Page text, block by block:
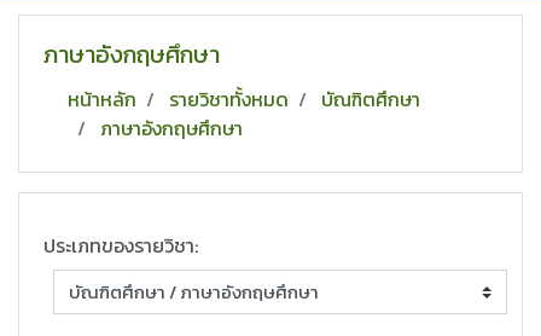
ภาษาอังกฤษศึกษา
หน้าหลัก รายวิชาทั้งหมด
บัณฑิตศึกษา
ภาษาอังกฤษศึกษา
ประเภทของรายวิชา: